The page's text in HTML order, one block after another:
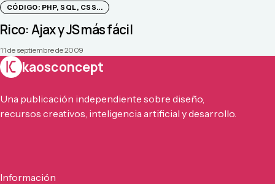
CÓDIGO: PHP, SQL, CSS...
Rico: Ajax y JS más fácil
11 de septiembre de 2009
kaosconcept
Una publicación independiente sobre diseño,
recursos creativos, inteligencia artificial y desarrollo.
Información